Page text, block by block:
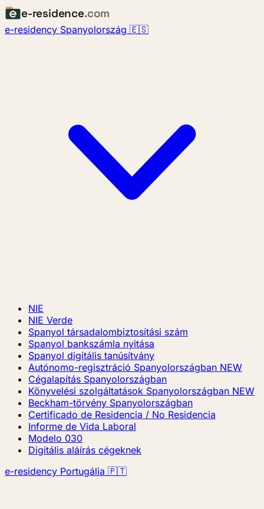
e-residence.com
e-residency Spanyolország 🇪🇸
NIE
NIE Verde
Spanyol társadalombiztosítási szám
Spanyol bankszámla nyitása
Spanyol digitális tanúsítvány
Autónomo-regisztráció Spanyolországban NEW
Cégalapítás Spanyolországban
Könyvelési szolgáltatások Spanyolországban NEW
Beckham-törvény Spanyolországban
Certificado de Residencia / No Residencia
Informe de Vida Laboral
Modelo 030
Digitális aláírás cégeknek
e-residency Portugália 🇵🇹